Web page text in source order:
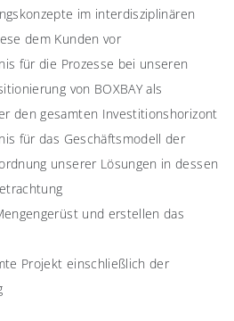
im interdisziplinären
dem Kunden vor
für die Prozesse bei unseren
von BOXBAY als
den gesamten Investitionshorizont
für das Geschäftsmodell der
unserer Lösungen in dessen
und erstellen das
Projekt einschließlich der